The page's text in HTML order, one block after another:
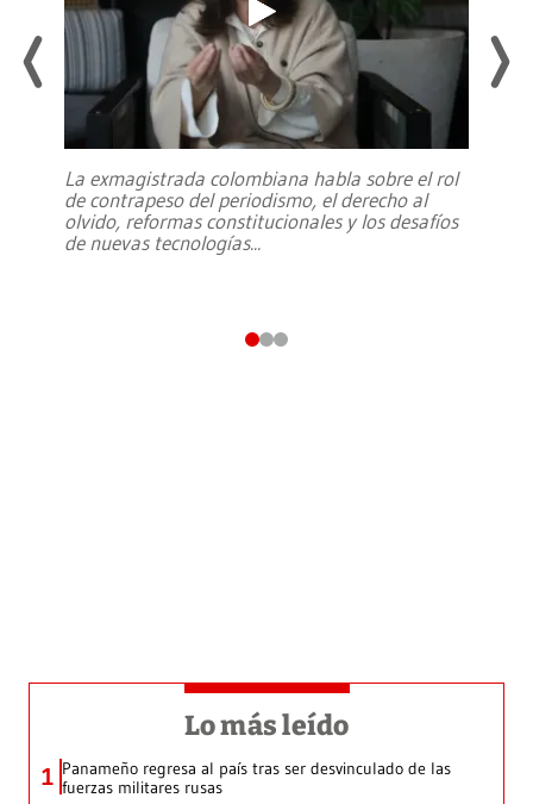
La exmagistrada colombiana habla sobre el rol
de contrapeso del periodismo, el derecho al
olvido, reformas constitucionales y los desafíos
de nuevas tecnologías...
Lo más leído
1 Panameño regresa al país tras ser desvinculado de las
fuerzas militares rusas